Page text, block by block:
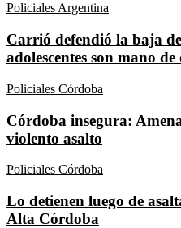
Policiales Argentina
Carrió defendió la baja
adolescentes son mano
Policiales Córdoba
Córdoba insegura:
violento asalto
Policiales Córdoba
Lo detienen luego de
Alta Córdoba